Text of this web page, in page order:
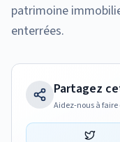
patrimoine
enterrées.
Partagez
Aidez-nous à